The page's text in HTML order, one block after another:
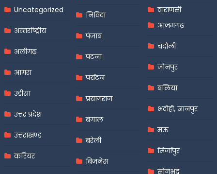
Uncategorized
अन्तर्राष्ट्रीय
अलीगढ़
आगरा
उड़ीसा
उत्तर प्रदेश
उत्तराखण्ड
करियर
निविदा
पंजाब
पटना
पर्यटन
प्रयागराज
बंगाल
बरेली
बिजनेस
वाराणसी
आज़मगढ़
चंदौली
जौनपुर
बलिया
भदोही, ज्ञानपुर
मऊ
मिर्जापुर
सोनभद्र